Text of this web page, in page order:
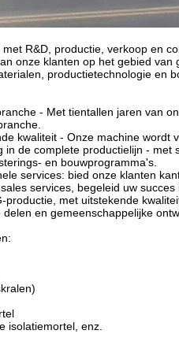
R&D, productie, verkoop en
onze klanten op het gebied
productietechnologie en
- Met tientallen jaren van
kwaliteit - Onze machine
in de complete productielijn -
en bouwprogramma's.
services: bied onze klanten
services, begeleid uw succes
productie, met uitstekende
en gemeenschappelijke
isolatiemortel, enz.